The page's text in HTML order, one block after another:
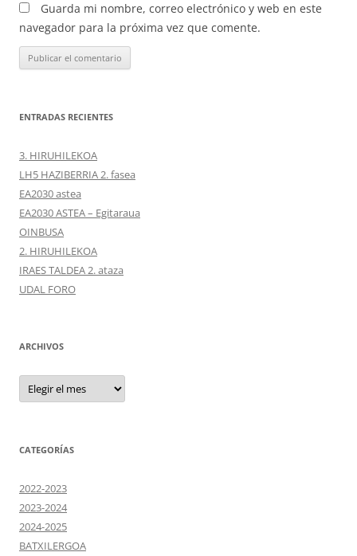
Guarda mi nombre, correo electrónico y web en este
navegador para la próxima vez que comente.
ENTRADAS RECIENTES
3. HIRUHILEKOA
LH5 HAZIBERRIA 2. fasea
EA2030 astea
EA2030 ASTEA – Egitaraua
OINBUSA
2. HIRUHILEKOA
IRAES TALDEA 2. ataza
UDAL FORO
ARCHIVOS
Archivos
CATEGORÍAS
2022-2023
2023-2024
2024-2025
BATXILERGOA